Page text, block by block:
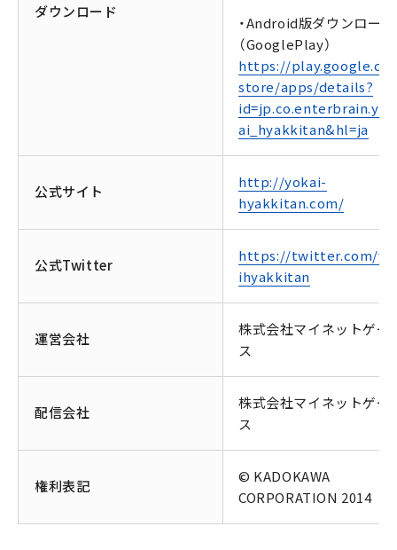
ダウンロード
・Android版ダウンロード
（GooglePlay）
https://
store/apps/details?
ai_hyakkitan&hl=ja
公式サイト
http://yokai-
hyakkitan.com/
公式Twitter
https://twitter.com/
ihyakkitan
運営会社
株式会社マイネットゲー
ス
配信会社
株式会社マイネットゲー
ス
権利表記
© KADOKAWA
CORPORATION 2014